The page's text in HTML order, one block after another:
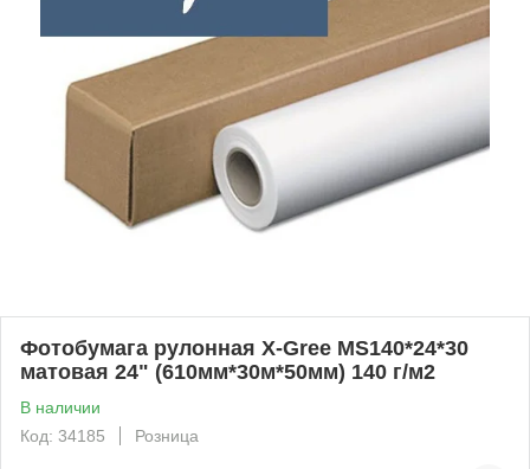
Фотобумага рулонная X-Gree MS140*24*30
матовая 24" (610мм*30м*50мм) 140 г/м2
В наличии
Код: 34185
Розница